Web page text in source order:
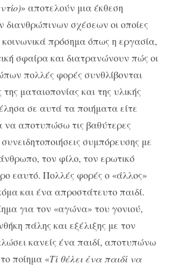
» αποτελούν μια έκθεση
διανθρώπινων σχέσεων οι οποίες
πρόσημα όπως η εργασία,
σφαίρα και διατρανώνουν πώς οι
πολλές φορές συνθλίβονται
ματαιοπονίας και της υλικής
σε αυτά τα ποιήματα είτε
να αποτυπώσω τις βαθύτερες
συμπόρευσης με
τον φίλο, τον ερωτικό
εαυτό. Πολλές φορές ο «άλλος»
και ένα απροστάτευτο παιδί.
για τον «αγώνα» του γονιού,
πάλης και εξέλιξης με τον
κανείς ένα παιδί, αποτυπώνω
ποίημα «Τί θέλει ένα παιδί να